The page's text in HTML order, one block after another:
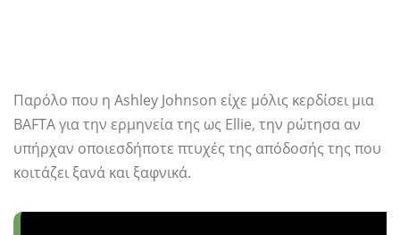
Παρόλο που η Ashley Johnson είχε μόλις κερδίσει μια
BAFTA για την ερμηνεία της ως Ellie, την ρώτησα αν
υπήρχαν οποιεσδήποτε πτυχές της απόδοσής της που
κοιτάζει ξανά και ξαφνικά.